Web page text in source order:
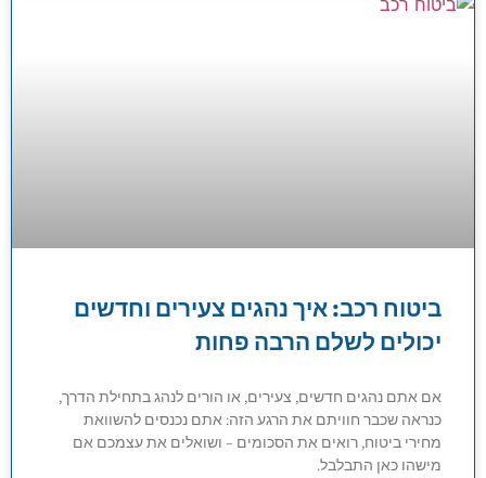
ביטוח רכב: איך נהגים צעירים וחדשים
יכולים לשלם הרבה פחות
אם אתם נהגים חדשים, צעירים, או הורים לנהג בתחילת הדרך,
כנראה שכבר חוויתם את הרגע הזה: אתם נכנסים להשוואת
מחירי ביטוח, רואים את הסכומים – ושואלים את עצמכם אם
מישהו כאן התבלבל.